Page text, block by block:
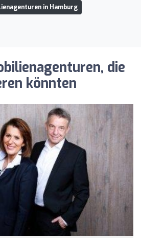
in Hamburg
die
könnten